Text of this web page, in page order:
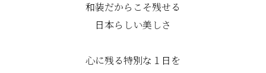
和装だからこそ残せる
日本らしい美しさ
心に残る特別な１日を